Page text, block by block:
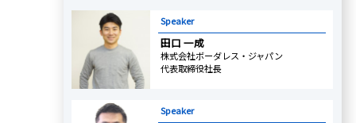
Speaker
田口 一成
株式会社ボーダレス・ジャパン
代表取締役社長
Speaker